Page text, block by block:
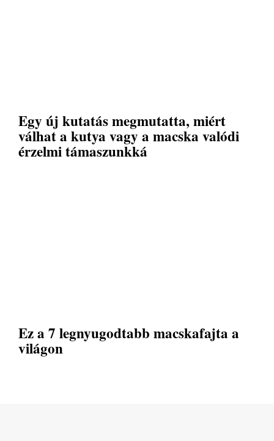
Egy új kutatás megmutatta, miért
válhat a kutya vagy a macska valódi
érzelmi támaszunkká
Ez a 7 legnyugodtabb macskafajta a
világon